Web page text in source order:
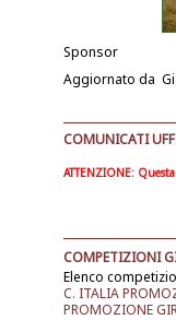
Sponsor
Aggiornato da
COMUNICATI
ATTENZIONE:
COMPETIZIONI
Elenco
C. ITALIA
PROMOZIONE